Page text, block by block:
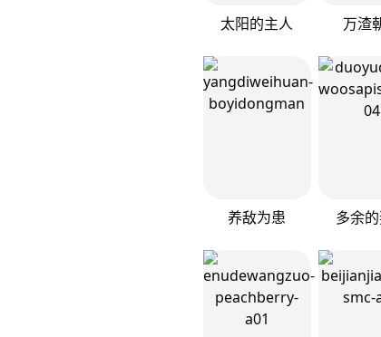
太阳的主人 万渣
养敌为患 多余